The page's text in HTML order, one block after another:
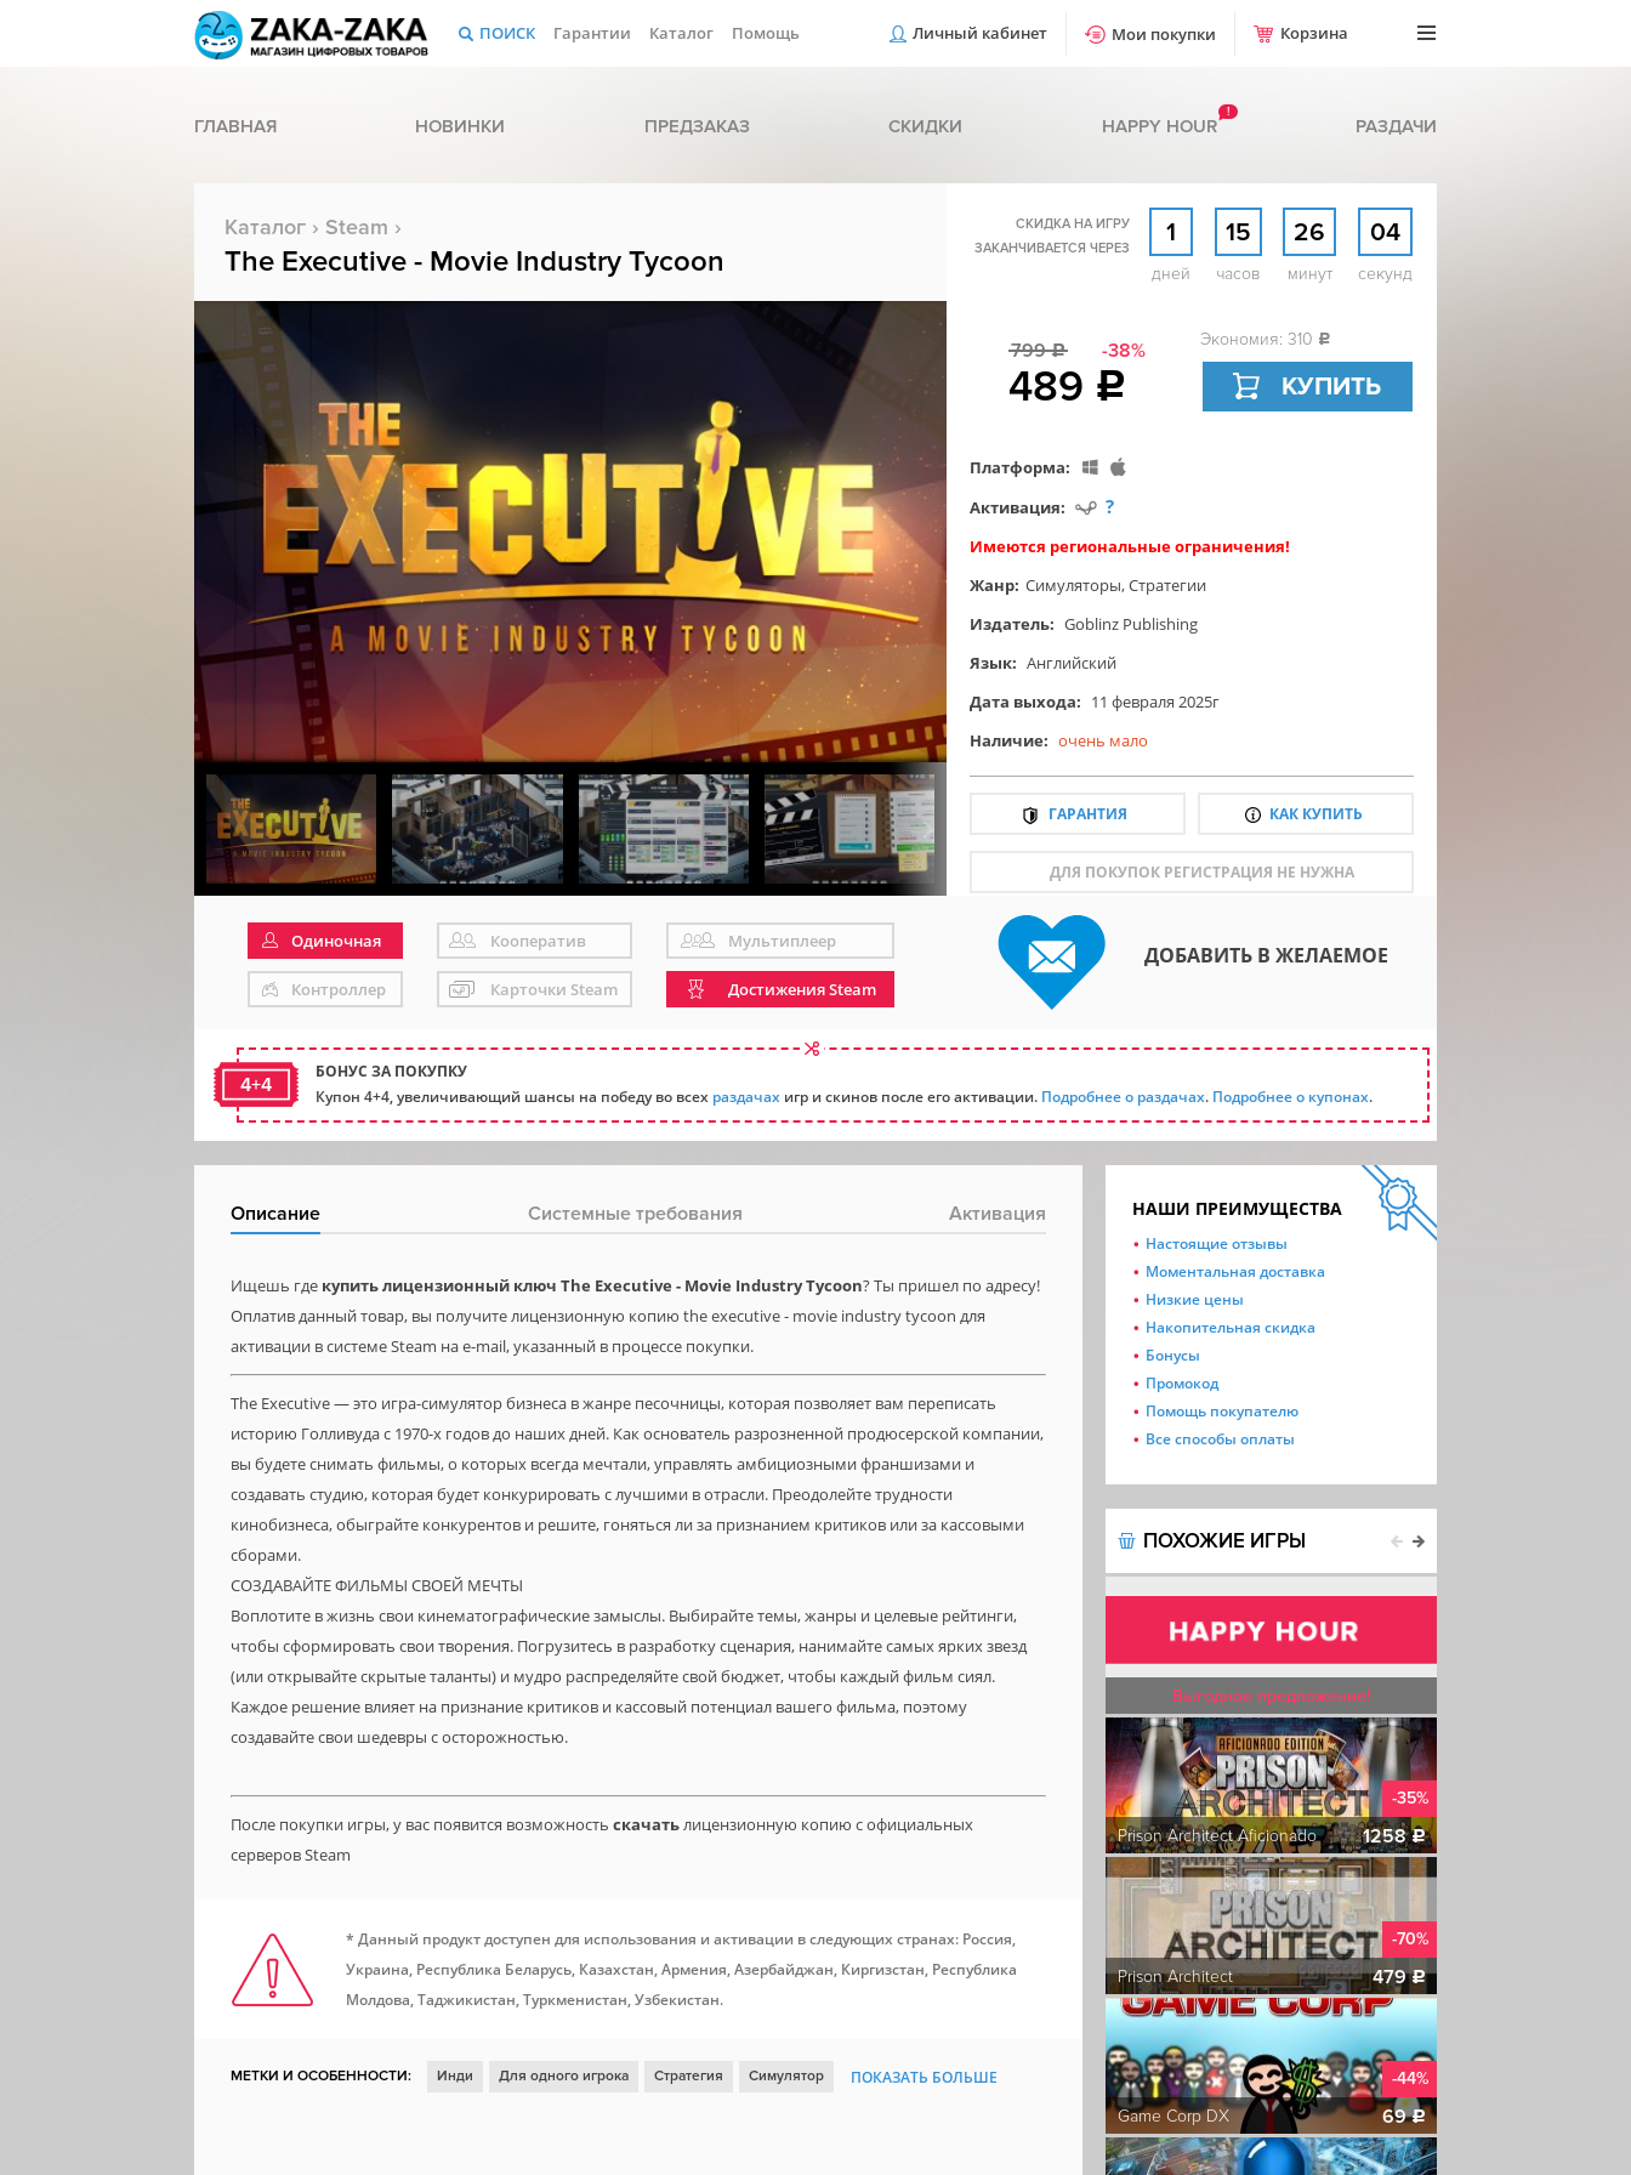
ПОИСК Гарантии Каталог Помощь Личный кабинет Мои покупки Корзина
ГЛАВНАЯ НОВИНКИ ПРЕДЗАКАЗ СКИДКИ HAPPY HOUR
!
РАЗДАЧИ
Каталог › Steam ›
The Executive - Movie Industry Tycoon
СКИДКА НА ИГРУ
ЗАКАНЧИВАЕТСЯ ЧЕРЕЗ
1
дней
15
часов
26
минут
03
секунд
799c -38%
489 c
Экономия: 310 c
КУПИТЬ
Платформа:
Активация:
?
Имеются региональные ограничения!
Жанр: Симуляторы,Стратегии
Издатель: Goblinz Publishing
Язык: Английский
Дата выхода: 11 февраля 2025г
Наличие: очень мало
ГАРАНТИЯ КАК КУПИТЬ
ДЛЯ ПОКУПОК РЕГИСТРАЦИЯ НЕ НУЖНА
Одиночная Кооператив Мультиплеер
Контроллер Карточки Steam Достижения Steam
ДОБАВИТЬ В ЖЕЛАЕМОЕ
4+4
БОНУС ЗА ПОКУПКУ
Купон 4+4, увеличивающий шансы на победу во всех раздачах игр и скинов после его активации. Подробнее о раздачах. Подробнее о купонах.
Описание Системные требования Активация
Ищешь где купить лицензионный ключ The Executive - Movie Industry Tycoon? Ты пришел по адресу!
Оплатив данный товар, вы получите лицензионную копию the executive - movie industry tycoon для
активации в системе Steam на e-mail, указанный в процессе покупки.
The Executive — это игра-симулятор бизнеса в жанре песочницы, которая позволяет вам переписать
историю Голливуда с 1970-х годов до наших дней. Как основатель разрозненной продюсерской компании,
вы будете снимать фильмы, о которых всегда мечтали, управлять амбициозными франшизами и
создавать студию, которая будет конкурировать с лучшими в отрасли. Преодолейте трудности
кинобизнеса, обыграйте конкурентов и решите, гоняться ли за признанием критиков или за кассовыми
сборами.
СОЗДАВАЙТЕ ФИЛЬМЫ СВОЕЙ МЕЧТЫ
Воплотите в жизнь свои кинематографические замыслы. Выбирайте темы, жанры и целевые рейтинги,
чтобы сформировать свои творения. Погрузитесь в разработку сценария, нанимайте самых ярких звезд
(или открывайте скрытые таланты) и мудро распределяйте свой бюджет, чтобы каждый фильм сиял.
Каждое решение влияет на признание критиков и кассовый потенциал вашего фильма, поэтому
создавайте свои шедевры с осторожностью.
После покупки игры, у вас появится возможность скачатьлицензионную копию с официальных
серверов Steam
* Данный продукт доступен для использования и активации в следующих странах: Россия,
Украина, Республика Беларусь, Казахстан, Армения, Азербайджан, Киргизстан, Республика
Молдова, Таджикистан, Туркменистан, Узбекистан.
МЕТКИ И ОСОБЕННОСТИ: Инди Для одного игрока Стратегия Симулятор ПОКАЗАТЬ БОЛЬШЕ
НАШИ ПРЕИМУЩЕСТВА
Настоящие отзывы
Моментальная доставка
Низкие цены
Накопительная скидка
Бонусы
Промокод
Помощь покупателю
Все способы оплаты
ПОХОЖИЕ ИГРЫ
Выгодное предложение!
-35%
Prison Architect Aficionado
1258c
-70%
Prison Architect
479c
-44%
Game Corp DX
69c